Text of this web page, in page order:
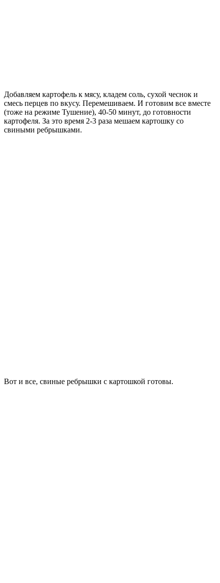
Добавляем картофель к мясу, кладем соль, сухой чеснок и
смесь перцев по вкусу. Перемешиваем. И готовим все вместе
(тоже на режиме Тушение), 40-50 минут, до готовности
картофеля. За это время 2-3 раза мешаем картошку со
свиными ребрышками.
Вот и все, свиные ребрышки с картошкой готовы.